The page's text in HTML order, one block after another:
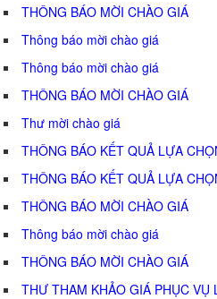
THÔNG BÁO MỜI CHÀO GIÁ
Thông báo mời chào giá
Thông báo mời chào giá
THÔNG BÁO MỜI CHÀO GIÁ
Thư mời chào giá
THÔNG BÁO KẾT QUẢ LỰA
THÔNG BÁO KẾT QUẢ LỰA
THÔNG BÁO MỜI CHÀO GIÁ
Thông báo mời chào giá
THÔNG BÁO MỜI CHÀO GIÁ
THƯ THAM KHẢO GIÁ PHỤC VỤ